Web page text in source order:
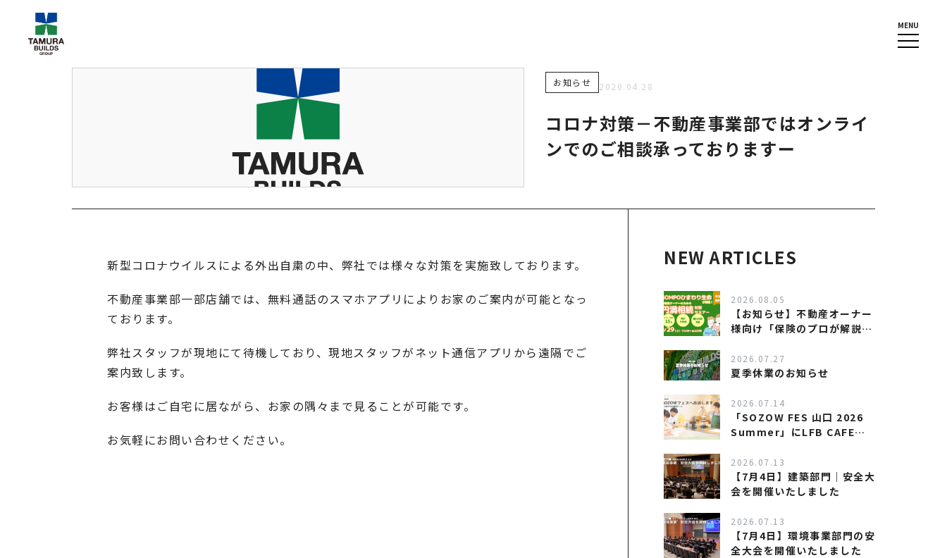
MENU
お知らせ 2020.04.28
コロナ対策－不動産事業部ではオンライ
ンでのご相談承っておりますー
新型コロナウイルスによる外出自粛の中、弊社では様々な対策を実施致しております。
不動産事業部一部店舗では、無料通話のスマホアプリによりお家のご案内が可能となっ
ております。
弊社スタッフが現地にて待機しており、現地スタッフがネット通信アプリから遠隔でご
案内致します。
お客様はご自宅に居ながら、お家の隅々まで見ることが可能です。
お気軽にお問い合わせください。
NEW ARTICLES
2026.08.05
【お知らせ】不動産オーナー
様向け「保険のプロが解説す
催します
2026.07.27
夏季休業のお知らせ
2026.07.14
「SOZOW FES 山口 2026
Summer」にLFB CAFEが
2026.07.13
【7月4日】建築部門｜安全大
会を開催いたしました
2026.07.13
【7月4日】環境事業部門の安
全大会を開催いたしました